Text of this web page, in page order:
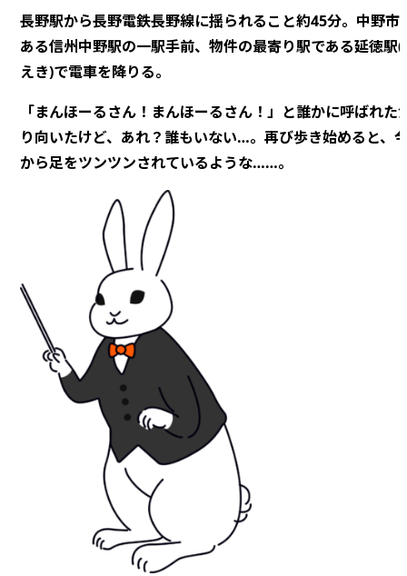
長野駅から長野電鉄長野線に揺られること約45分。中野市
ある信州中野駅の一駅手前、物件の最寄り駅である延徳駅
えき)で電車を降りる。
「まんほーるさん！まんほーるさん！」と誰かに呼ばれた
り向いたけど、あれ？誰もいない…。再び歩き始めると、
から足をツンツンされているような……。